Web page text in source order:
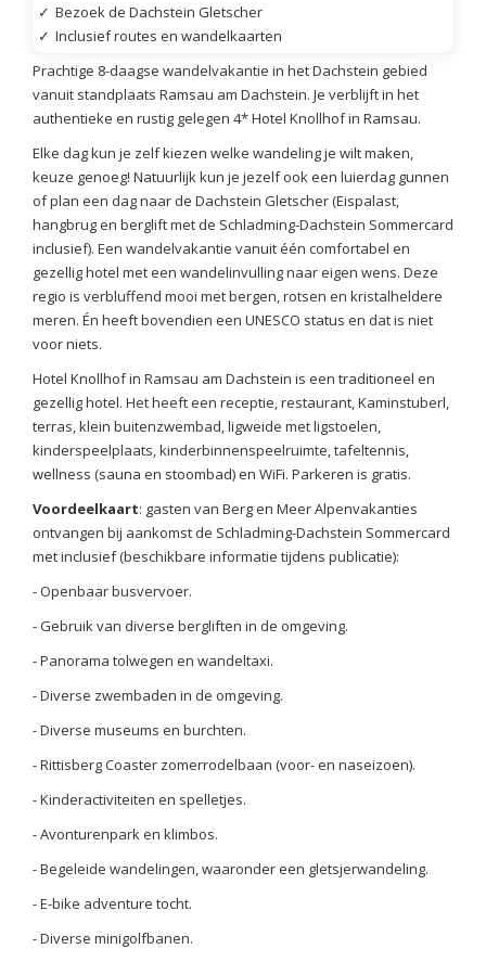
✓ Bezoek de Dachstein Gletscher
✓ Inclusief routes en wandelkaarten
Prachtige 8-daagse wandelvakantie in het Dachstein gebied
vanuit standplaats Ramsau am Dachstein. Je verblijft in het
authentieke en rustig gelegen 4* Hotel Knollhof in Ramsau.
Elke dag kun je zelf kiezen welke wandeling je wilt maken,
keuze genoeg! Natuurlijk kun je jezelf ook een luierdag gunnen
of plan een dag naar de Dachstein Gletscher (Eispalast,
hangbrug en berglift met de Schladming-Dachstein Sommercard
inclusief). Een wandelvakantie vanuit één comfortabel en
gezellig hotel met een wandelinvulling naar eigen wens. Deze
regio is verbluffend mooi met bergen, rotsen en kristalheldere
meren. Én heeft bovendien een UNESCO status en dat is niet
voor niets.
Hotel Knollhof in Ramsau am Dachstein is een traditioneel en
gezellig hotel. Het heeft een receptie, restaurant, Kaminstuberl,
terras, klein buitenzwembad, ligweide met ligstoelen,
kinderspeelplaats, kinderbinnenspeelruimte, tafeltennis,
wellness (sauna en stoombad) en WiFi. Parkeren is gratis.
Voordeelkaart: gasten van Berg en Meer Alpenvakanties
ontvangen bij aankomst de Schladming-Dachstein Sommercard
met inclusief (beschikbare informatie tijdens publicatie):
- Openbaar busvervoer.
- Gebruik van diverse bergliften in de omgeving.
- Panorama tolwegen en wandeltaxi.
- Diverse zwembaden in de omgeving.
- Diverse museums en burchten.
- Rittisberg Coaster zomerrodelbaan (voor- en naseizoen).
- Kinderactiviteiten en spelletjes.
- Avonturenpark en klimbos.
- Begeleide wandelingen, waaronder een gletsjerwandeling.
- E-bike adventure tocht.
- Diverse minigolfbanen.